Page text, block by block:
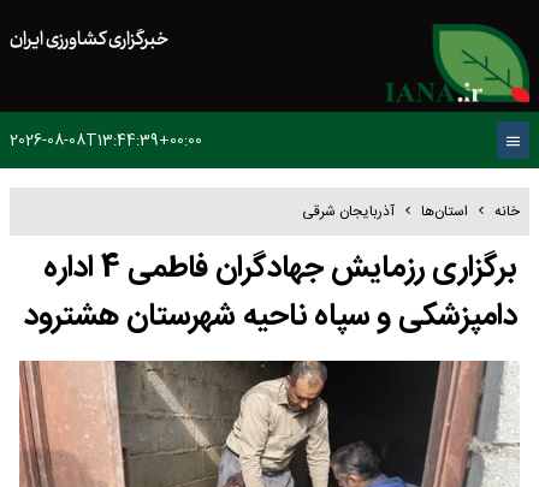
خبرگزاری کشاورزی ایران
2026-08-08T13:44:39+00:00
خانه استان‌ها آذربایجان شرقی
برگزاری رزمایش جهادگران فاطمی 4 اداره
دامپزشکی و سپاه ناحیه شهرستان هشترود